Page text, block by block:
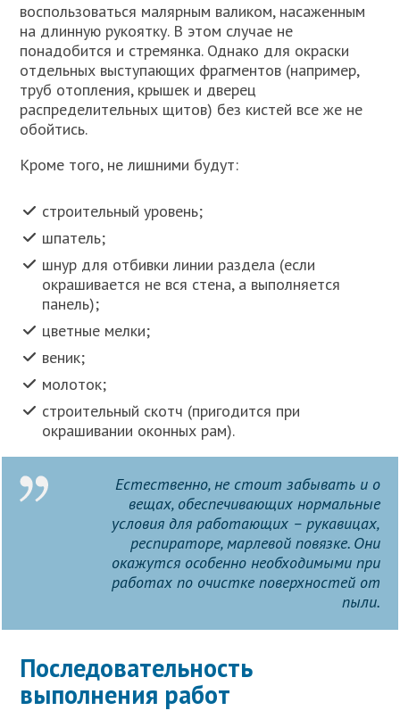
воспользоваться малярным валиком, насаженным
на длинную рукоятку. В этом случае не
понадобится и стремянка. Однако для окраски
отдельных выступающих фрагментов (например,
труб отопления, крышек и дверец
распределительных щитов) без кистей все же не
обойтись.
Кроме того, не лишними будут:
строительный уровень;
шпатель;
шнур для отбивки линии раздела (если
окрашивается не вся стена, а выполняется
панель);
цветные мелки;
веник;
молоток;
строительный скотч (пригодится при
окрашивании оконных рам).
Естественно, не стоит забывать и о
вещах, обеспечивающих нормальные
условия для работающих – рукавицах,
респираторе, марлевой повязке. Они
окажутся особенно необходимыми при
работах по очистке поверхностей от
пыли.
Последовательность
выполнения работ